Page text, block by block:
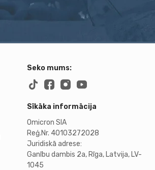
Seko mums:
Sīkāka informācija
Omicron SIA
Reģ.Nr. 40103272028
Juridiskā adrese:
Ganību dambis 2a, Rīga, Latvija, LV-
1045